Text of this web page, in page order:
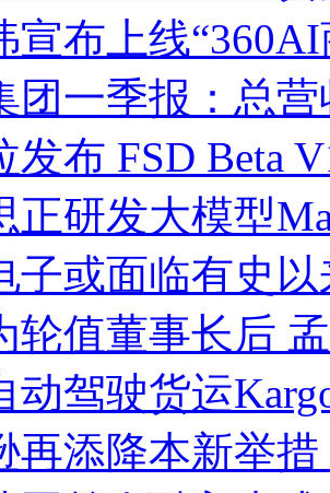
宣布上线
团一季报：总
发布 FSD Beta
正研发大模型
子或面临有史
轮值董事长后
动驾驶货运
再添降本新举